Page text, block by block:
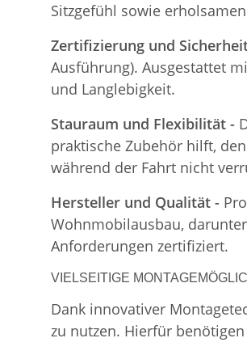
Sitzgefühl sowie
Zertifizierung und
Ausführung). Ausgestattet
und Langlebigkeit.
Stauraum und Flexibilität -
praktische Zubehör hilft,
während der Fahrt nicht
Hersteller und Qualität -
Wohnmobilausbau,
Anforderungen zertifiziert.
VIELSEITIGE
Dank innovativer
zu nutzen. Hierfür